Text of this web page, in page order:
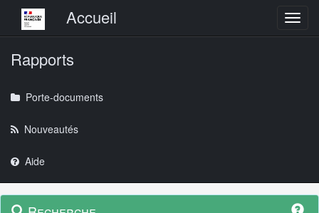
Menu principalAccueil
Rapports
Porte-documents
Nouveautés
Aide
Navigation
Menu